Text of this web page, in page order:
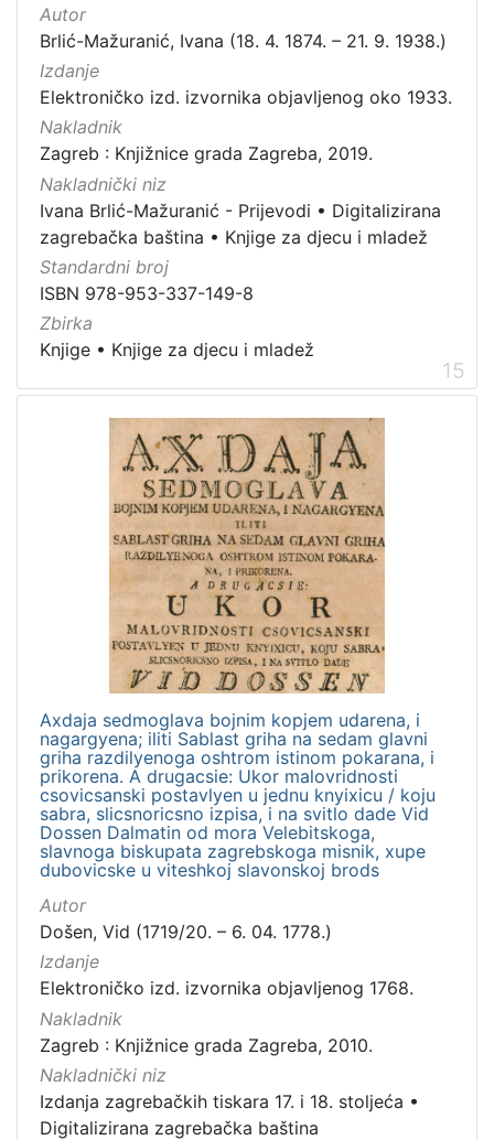
Autor
Brlić-Mažuranić, Ivana (18. 4. 1874. – 21. 9. 1938.)
Izdanje
Elektroničko izd. izvornika objavljenog oko 1933.
Nakladnik
Zagreb : Knjižnice grada Zagreba, 2019.
Nakladnički niz
Ivana Brlić-Mažuranić - Prijevodi • Digitalizirana
zagrebačka baština • Knjige za djecu i mladež
Standardni broj
ISBN 978-953-337-149-8
Zbirka
Knjige • Knjige za djecu i mladež
15
Axdaja sedmoglava bojnim kopjem udarena, i
nagargyena; iliti Sablast griha na sedam glavni
griha razdilyenoga oshtrom istinom pokarana, i
prikorena. A drugacsie: Ukor malovridnosti
csovicsanski postavlyen u jednu knyixicu / koju
sabra, slicsnoricsno izpisa, i na svitlo dade Vid
Dossen Dalmatin od mora Velebitskoga,
slavnoga biskupata zagrebskoga misnik, xupe
dubovicske u viteshkoj slavonskoj brods
Autor
Došen, Vid (1719/20. – 6. 04. 1778.)
Izdanje
Elektroničko izd. izvornika objavljenog 1768.
Nakladnik
Zagreb : Knjižnice grada Zagreba, 2010.
Nakladnički niz
Izdanja zagrebačkih tiskara 17. i 18. stoljeća •
Digitalizirana zagrebačka baština